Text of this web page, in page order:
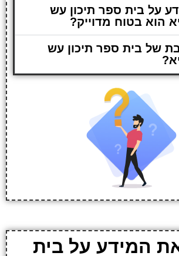
על בית ספר תיכון עש
הוא בטוח מדוייק?
של בית ספר תיכון עש
המידע על בית